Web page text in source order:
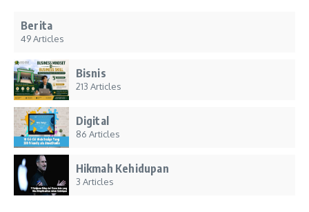
Berita
49 Articles
Bisnis
213 Articles
Digital
86 Articles
Hikmah Kehidupan
3 Articles